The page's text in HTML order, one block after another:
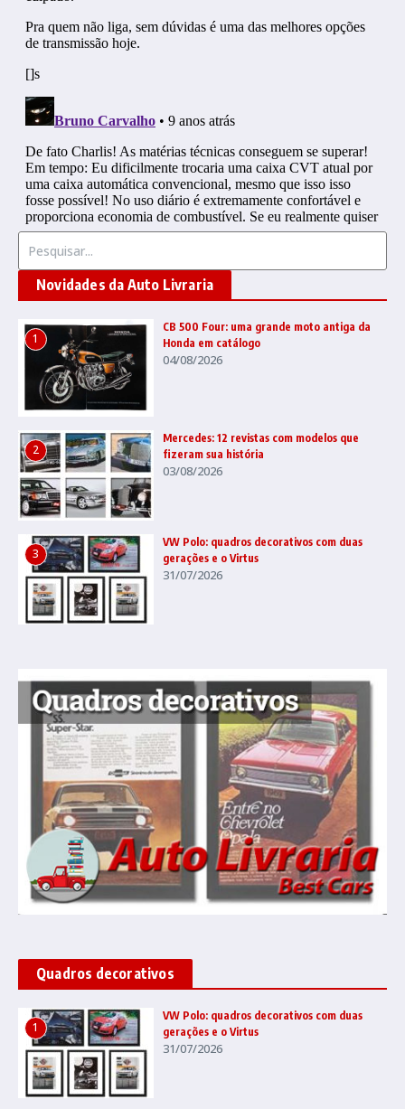
Novidades da Auto Livraria
1
CB 500 Four: uma grande moto antiga da
Honda em catálogo
04/08/2026
2
Mercedes: 12 revistas com modelos que
fizeram sua história
03/08/2026
3
VW Polo: quadros decorativos com duas
gerações e o Virtus
31/07/2026
Quadros decorativos
1
VW Polo: quadros decorativos com duas
gerações e o Virtus
31/07/2026